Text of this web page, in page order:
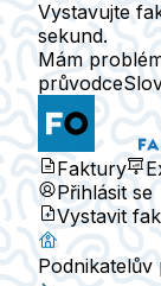
Vystavujte
sekund.
Mám
průvodce
Faktury
Přihlásit se
Vystavit
Podnikatelův